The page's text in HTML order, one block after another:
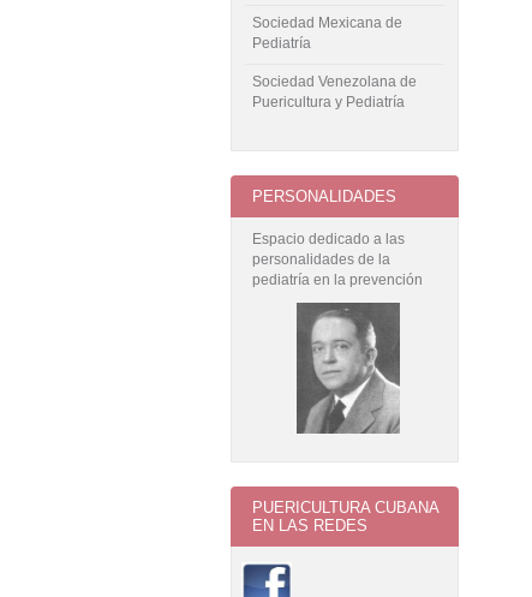
Sociedad Mexicana de
Pediatría
Sociedad Venezolana de
Puericultura y Pediatría
PERSONALIDADES
Espacio dedicado a las
personalidades de la
pediatría en la prevención
PUERICULTURA CUBANA
EN LAS REDES